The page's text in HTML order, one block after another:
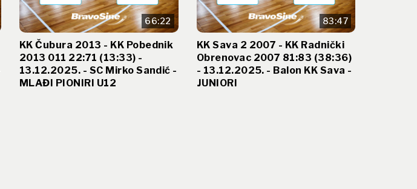
66:22
KK Čubura 2013 - KK Pobednik
2013 011 22:71 (13:33) -
13.12.2025. - SC Mirko Sandić -
MLAĐI PIONIRI U12
83:47
KK Sava 2 2007 - KK Radnički
Obrenovac 2007 81:83 (38:36)
- 13.12.2025. - Balon KK Sava -
JUNIORI